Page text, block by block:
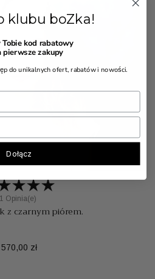
1 Opinia(e)
z czarnym piórem.
Cena
570,00 zł
klubu boZka!
kod rabatowy
zakupy
do unikalnych ofert, rabatów i nowości.
Dołącz